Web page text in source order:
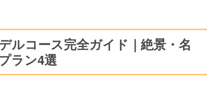
ルコース完全ガイド｜絶景・名
ラン4選